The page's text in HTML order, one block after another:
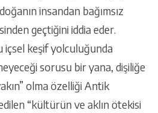
insandan bağımsız
geçtiğini iddia eder.
içsel keşif yolculuğunda
sorusu bir yana, dişiliğe
olma özelliği Antik
“kültürün ve aklın ötekisi